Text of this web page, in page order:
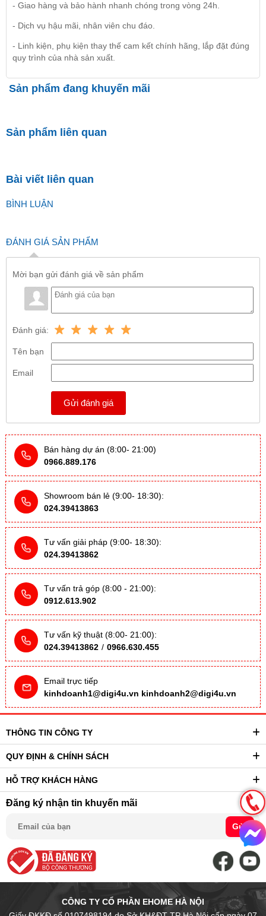
- Giao hàng và bảo hành nhanh chóng trong vòng 24h.
- Dịch vụ hậu mãi, nhân viên chu đáo.
- Linh kiện, phụ kiện thay thế cam kết chính hãng, lắp đặt đúng
quy trình của nhà sản xuất.
Sản phẩm đang khuyến mãi
Sản phẩm liên quan
Bài viết liên quan
BÌNH LUẬN
ĐÁNH GIÁ SẢN PHẨM
Mời bạn gửi đánh giá về sản phẩm
Đánh giá:
Tên bạn
Email
Gửi đánh giá
Bán hàng dự án (8:00- 21:00)
0966.889.176
Showroom bán lẻ (9:00- 18:30):
024.39413863
Tư vấn giải pháp (9:00- 18:30):
024.39413862
Tư vấn trả góp (8:00 - 21:00):
0912.613.902
Tư vấn kỹ thuật (8:00- 21:00):
024.39413862 / 0966.630.455
Email trực tiếp
kinhdoanh1@digi4u.vn kinhdoanh2@digi4u.vn
THÔNG TIN CÔNG TY
QUY ĐỊNH & CHÍNH SÁCH
HỖ TRỢ KHÁCH HÀNG
Đăng ký nhận tin khuyến mãi
Gửi
CÔNG TY CỔ PHẦN EHOME HÀ NỘI